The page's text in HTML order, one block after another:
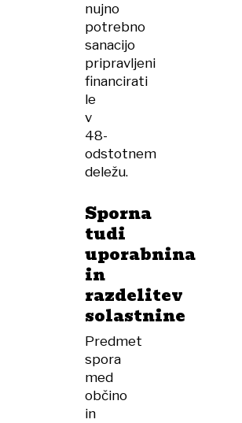
nujno
potrebno
sanacijo
pripravljeni
financirati
le
v
48-
odstotnem
deležu.
Sporna
tudi
uporabnina
in
razdelitev
solastnine
Predmet
spora
med
občino
in